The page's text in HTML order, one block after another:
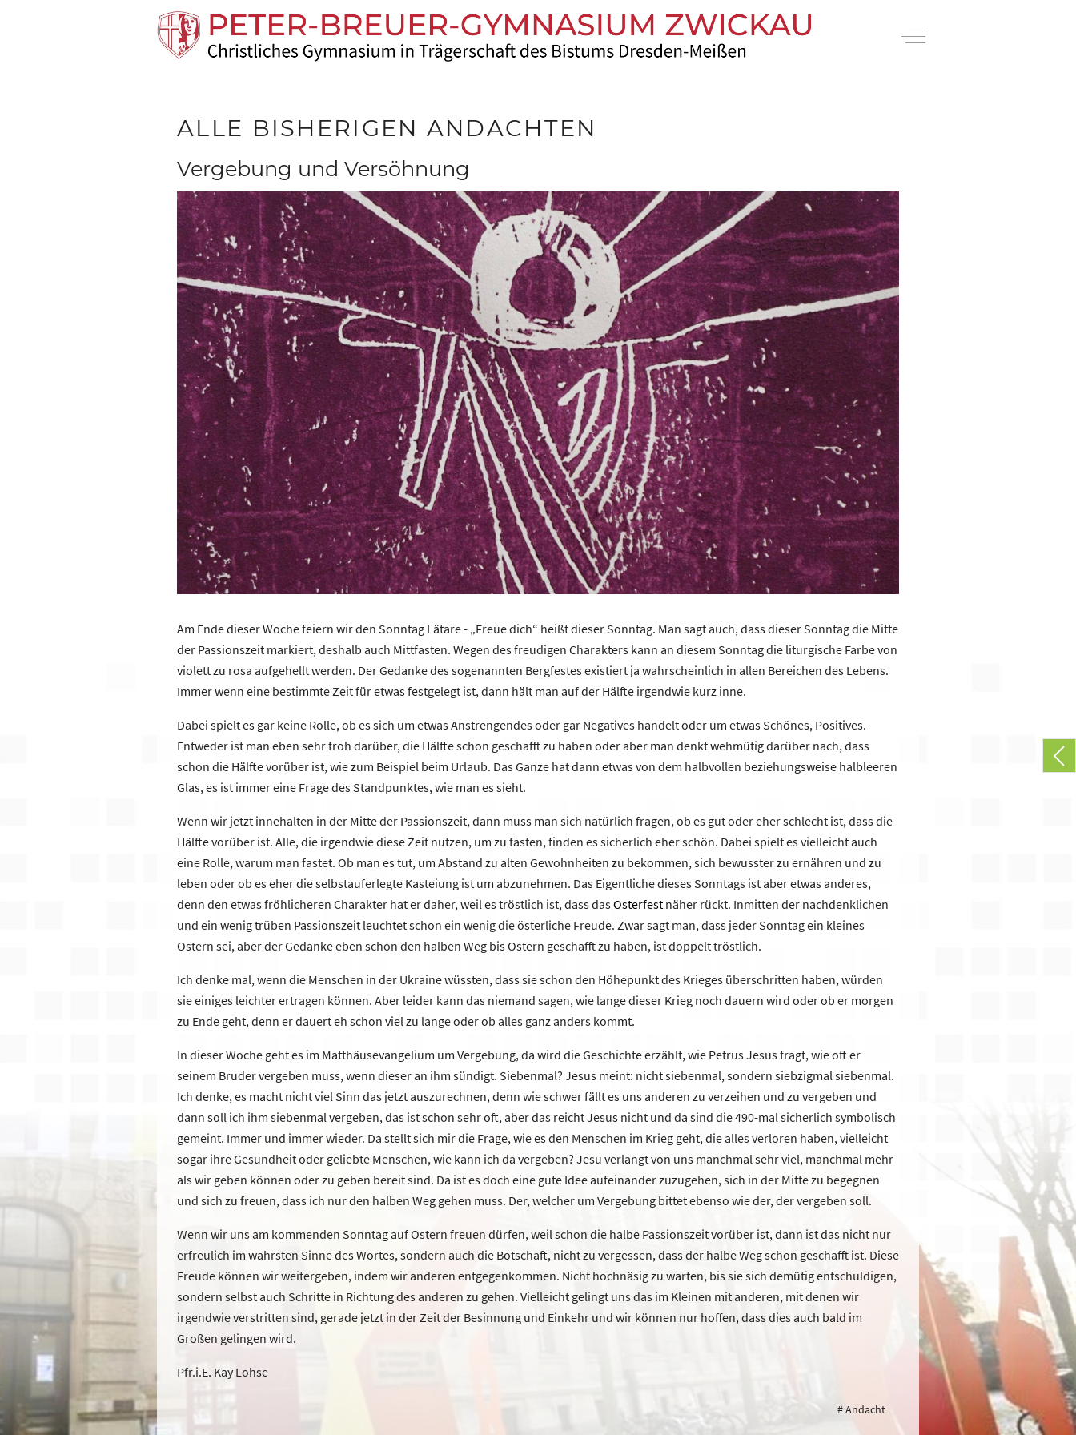
Off-Canvas Toggle
ALLE BISHERIGEN ANDACHTEN
Vergebung und Versöhnung
Am Ende dieser Woche feiern wir den Sonntag Lätare - „Freue dich“ heißt dieser Sonntag. Man sagt auch, dass dieser Sonntag die Mitte
der Passionszeit markiert, deshalb auch Mittfasten. Wegen des freudigen Charakters kann an diesem Sonntag die liturgische Farbe von
violett zu rosa aufgehellt werden. Der Gedanke des sogenannten Bergfestes existiert ja wahrscheinlich in allen Bereichen des Lebens.
Immer wenn eine bestimmte Zeit für etwas festgelegt ist, dann hält man auf der Hälfte irgendwie kurz inne.
Dabei spielt es gar keine Rolle, ob es sich um etwas Anstrengendes oder gar Negatives handelt oder um etwas Schönes, Positives.
Entweder ist man eben sehr froh darüber, die Hälfte schon geschafft zu haben oder aber man denkt wehmütig darüber nach, dass
schon die Hälfte vorüber ist, wie zum Beispiel beim Urlaub. Das Ganze hat dann etwas von dem halbvollen beziehungsweise halbleeren
Glas, es ist immer eine Frage des Standpunktes, wie man es sieht.
Wenn wir jetzt innehalten in der Mitte der Passionszeit, dann muss man sich natürlich fragen, ob es gut oder eher schlecht ist, dass die
Hälfte vorüber ist. Alle, die irgendwie diese Zeit nutzen, um zu fasten, finden es sicherlich eher schön. Dabei spielt es vielleicht auch
eine Rolle, warum man fastet. Ob man es tut, um Abstand zu alten Gewohnheiten zu bekommen, sich bewusster zu ernähren und zu
leben oder ob es eher die selbstauferlegte Kasteiung ist um abzunehmen. Das Eigentliche dieses Sonntags ist aber etwas anderes,
denn den etwas fröhlicheren Charakter hat er daher, weil es tröstlich ist, dass dasOsterfest näher rückt. Inmitten der nachdenklichen
und ein wenig trüben Passionszeit leuchtet schon ein wenig die österliche Freude. Zwar sagt man, dass jeder Sonntag ein kleines
Ostern sei, aber der Gedanke eben schon den halben Weg bis Ostern geschafft zu haben, ist doppelt tröstlich.
Ich denke mal, wenn die Menschen in der Ukraine wüssten, dass sie schon den Höhepunkt des Krieges überschritten haben, würden
sie einiges leichter ertragen können. Aber leider kann das niemand sagen, wie lange dieser Krieg noch dauern wird oder ob er morgen
zu Ende geht, denn er dauert eh schon viel zu lange oder ob alles ganz anders kommt.
In dieser Woche geht es im Matthäusevangelium um Vergebung, da wird die Geschichte erzählt, wie Petrus Jesus fragt, wie oft er
seinem Bruder vergeben muss, wenn dieser an ihm sündigt. Siebenmal? Jesus meint: nicht siebenmal, sondern siebzigmal siebenmal.
Ich denke, es macht nicht viel Sinn das jetzt auszurechnen, denn wie schwer fällt es uns anderen zu verzeihen und zu vergeben und
dann soll ich ihm siebenmal vergeben, das ist schon sehr oft, aber das reicht Jesus nicht und da sind die 490-mal sicherlich symbolisch
gemeint. Immer und immer wieder. Da stellt sich mir die Frage, wie es den Menschen im Krieg geht, die alles verloren haben, vielleicht
sogar ihre Gesundheit oder geliebte Menschen, wie kann ich da vergeben? Jesu verlangt von uns manchmal sehr viel, manchmal mehr
als wir geben können oder zu geben bereit sind. Da ist es doch eine gute Idee aufeinander zuzugehen, sich in der Mitte zu begegnen
und sich zu freuen, dass ich nur den halben Weg gehen muss. Der, welcher um Vergebung bittet ebenso wie der, der vergeben soll.
Wenn wir uns am kommenden Sonntag auf Ostern freuen dürfen, weil schon die halbe Passionszeit vorüber ist, dann ist das nicht nur
erfreulich im wahrsten Sinne des Wortes, sondern auch die Botschaft, nicht zu vergessen, dass der halbe Weg schon geschafft ist. Diese
Freude können wir weitergeben, indem wir anderen entgegenkommen. Nicht hochnäsig zu warten, bis sie sich demütig entschuldigen,
sondern selbst auch Schritte in Richtung des anderen zu gehen. Vielleicht gelingt uns das im Kleinen mit anderen, mit denen wir
irgendwie verstritten sind, gerade jetzt in der Zeit der Besinnung und Einkehr und wir können nur hoffen, dass dies auch bald im
Großen gelingen wird.
Pfr.i.E. Kay Lohse
# Andacht